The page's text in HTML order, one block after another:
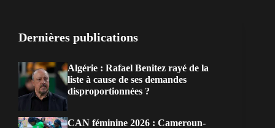
Dernières publications
Algérie : Rafael Benitez rayé de la
liste à cause de ses demandes
disproportionnées ?
CAN féminine 2026 : Cameroun-